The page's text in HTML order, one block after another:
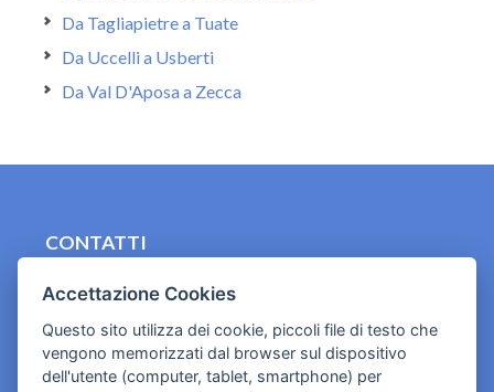
Da Tagliapietre a Tuate
Da Uccelli a Usberti
Da Val D'Aposa a Zecca
CONTATTI
Cookies e informativa privacy
Accettazione Cookies
Questo sito utilizza dei cookie, piccoli file di testo che
vengono memorizzati dal browser sul dispositivo
dell'utente (computer, tablet, smartphone) per